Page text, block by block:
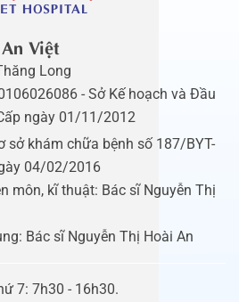
Việt
Long
- Sở Kế hoạch và Đầu
ngày 01/11/2012
sở khám chữa bệnh số 187/BYT-
04/02/2016
môn, kĩ thuật: Bác sĩ Nguyễn Thị
Bác sĩ Nguyễn Thị Hoài An
7: 7h30 - 16h30.